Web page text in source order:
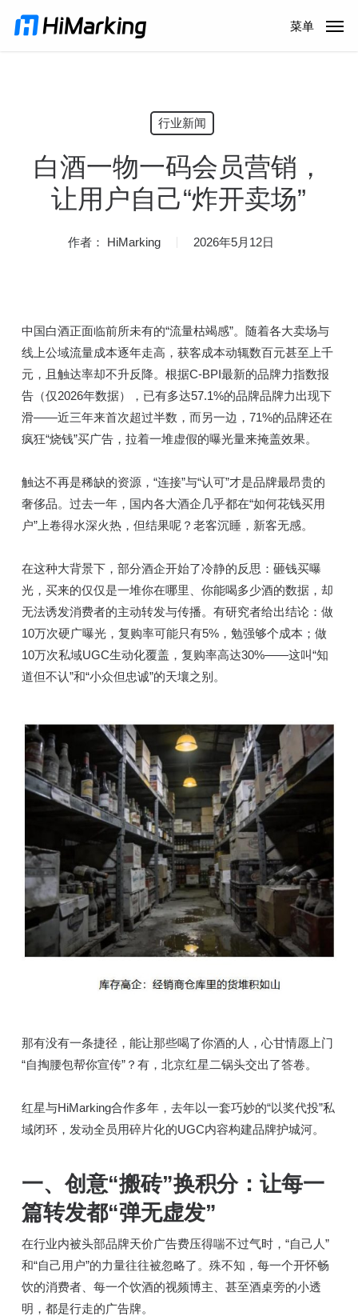
菜单
行业新闻
白酒一物一码会员营销，
让用户自己“炸开卖场”
作者： HiMarking 2026年5月12日
中国白酒正面临前所未有的“流量枯竭感”。随着各大卖场与
线上公域流量成本逐年走高，获客成本动辄数百元甚至上千
元，且触达率却不升反降。根据C-BPI最新的品牌力指数报
告（仅2026年数据），已有多达57.1%的品牌品牌力出现下
滑——近三年来首次超过半数，而另一边，71%的品牌还在
疯狂“烧钱”买广告，拉着一堆虚假的曝光量来掩盖效果。
触达不再是稀缺的资源，“连接”与“认可”才是品牌最昂贵的
奢侈品。过去一年，国内各大酒企几乎都在“如何花钱买用
户”上卷得水深火热，但结果呢？老客沉睡，新客无感。
在这种大背景下，部分酒企开始了冷静的反思：砸钱买曝
光，买来的仅仅是一堆你在哪里、你能喝多少酒的数据，却
无法诱发消费者的主动转发与传播。有研究者给出结论：做
10万次硬广曝光，复购率可能只有5%，勉强够个成本；做
10万次私域UGC生动化覆盖，复购率高达30%——这叫“知
道但不认”和“小众但忠诚”的天壤之别。
那有没有一条捷径，能让那些喝了你酒的人，心甘情愿上门
“自掏腰包帮你宣传”？有，北京红星二锅头交出了答卷。
红星与HiMarking合作多年，去年以一套巧妙的“以奖代投”私
域闭环，发动全员用碎片化的UGC内容构建品牌护城河。
一、创意“搬砖”换积分：让每一
篇转发都“弹无虚发”
在行业内被头部品牌天价广告费压得喘不过气时，“自己人”
和“自己用户”的力量往往被忽略了。殊不知，每一个开怀畅
饮的消费者、每一个饮酒的视频博主、甚至酒桌旁的小透
明，都是行走的广告牌。